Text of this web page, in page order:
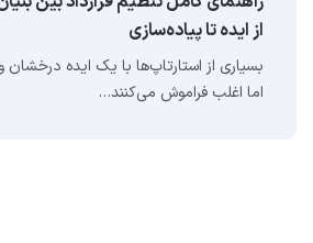
از ایده تا پیاده‌سازی
بسیاری از استارتاپ‌ها با یک ایده درخشان
اما اغلب فراموش می‌کنند…